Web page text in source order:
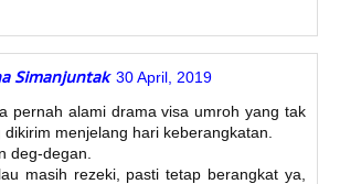
Simanjuntak 30 April, 2019
pernah alami drama visa umroh yang tak
dikirim menjelang hari keberangkatan.
deg-degan.
masih rezeki, pasti tetap berangkat ya,